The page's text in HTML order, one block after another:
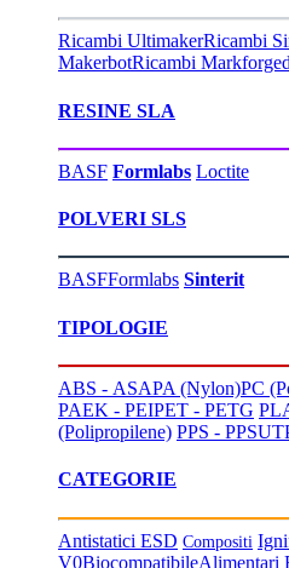
Ricambi UltimakerRicambi
MakerbotRicambi Markforged
RESINE SLA
BASF Formlabs Loctite
POLVERI SLS
BASFFormlabs Sinterit
TIPOLOGIE
ABS - ASAPA (Nylon)PC
PAEK - PEIPET - PETG
(Polipropilene) PPS - PPSU
CATEGORIE
Antistatici ESD Compositi
V0BiocompatibileAlimentari